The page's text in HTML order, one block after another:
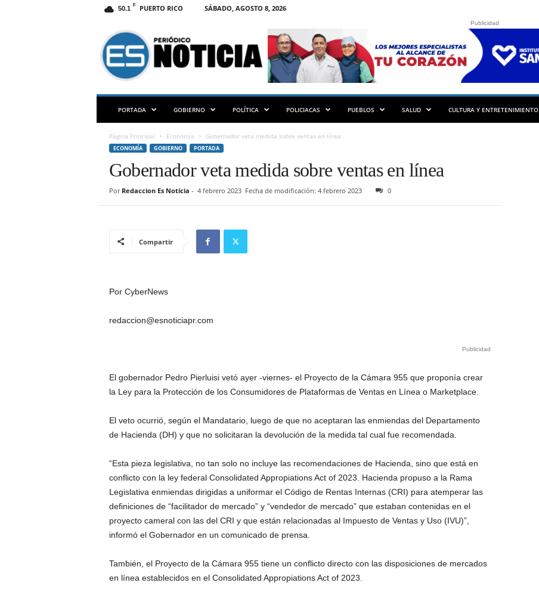
50.1 F PUERTO RICO SÁBADO, AGOSTO 8, 2026
S
N
O
Publicidad
PORTADA GOBIERNO POLÍTICA POLICIACAS PUEBLOS SALUD CULTURA Y ENTRETENIMIENTO
Página Principal Economía Gobernador veta medida sobre ventas en línea
ECONOMÍA GOBIERNO PORTADA
Gobernador veta medida sobre ventas en línea
Por Redaccion Es Noticia - 4 febrero 2023 Fecha de modificación: 4 febrero 2023 0
Compartir
Por CyberNews
redaccion@esnoticiapr.com
Publicidad
El gobernador Pedro Pierluisi vetó ayer -viernes- el Proyecto de la Cámara 955 que proponía crear
la Ley para la Protección de los Consumidores de Plataformas de Ventas en Línea o Marketplace.
El veto ocurrió, según el Mandatario, luego de que no aceptaran las enmiendas del Departamento
de Hacienda (DH) y que no solicitaran la devolución de la medida tal cual fue recomendada.
“Esta pieza legislativa, no tan solo no incluye las recomendaciones de Hacienda, sino que está en
conflicto con la ley federal Consolidated Appropiations Act of 2023. Hacienda propuso a la Rama
Legislativa enmiendas dirigidas a uniformar el Código de Rentas Internas (CRI) para atemperar las
definiciones de “facilitador de mercado” y “vendedor de mercado” que estaban contenidas en el
proyecto cameral con las del CRI y que están relacionadas al Impuesto de Ventas y Uso (IVU)”,
informó el Gobernador en un comunicado de prensa.
También, el Proyecto de la Cámara 955 tiene un conflicto directo con las disposiciones de mercados
en línea establecidos en el Consolidated Appropiations Act of 2023.